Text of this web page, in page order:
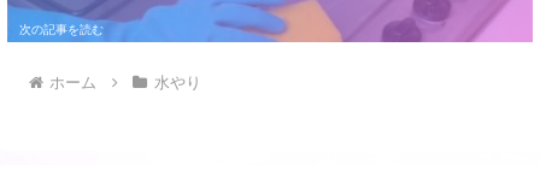
ホーム 水やり